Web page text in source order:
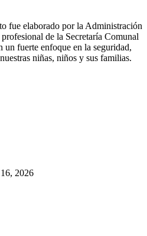
fue elaborado por la Administración
de la Secretaría Comunal
fuerte enfoque en la seguridad,
niñas, niños y sus familias.
2026